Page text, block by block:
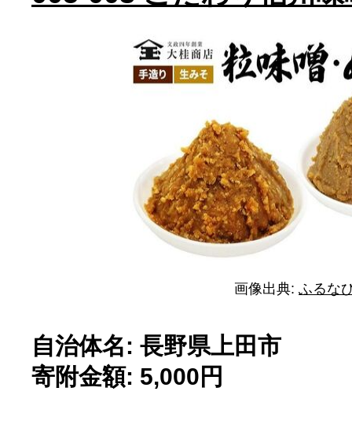
画像出典: ふるな
自治体名: 長野県上田市
寄附金額: 5,000円